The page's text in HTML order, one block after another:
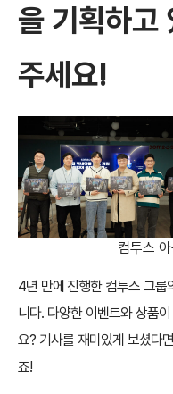
을 기획하고
주세요!
컴투스
4년 만에 진행한 컴투스 그룹
니다. 다양한 이벤트와 상품
요? 기사를 재미있게 보셨다
죠!